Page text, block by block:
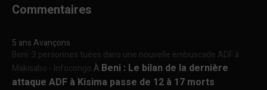
Commentaires
5 ans Avançons
Beni :3 personnes tuées dans une nouvelle embuscade ADF à
Makisabo - InfocongoÀ Beni : Le bilan de la dernière
attaque ADF à Kisima passe de 12 à 17 morts